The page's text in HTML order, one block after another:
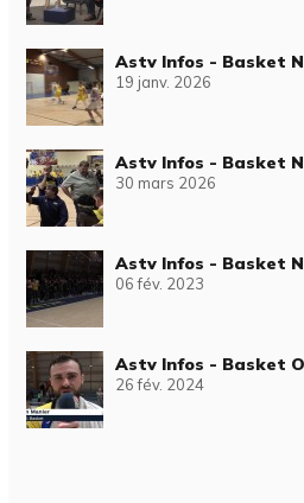
Astv Infos - Basket
19 janv. 2026
Astv Infos - Basket
30 mars 2026
Astv Infos - Basket
06 fév. 2023
Astv Infos - Basket
26 fév. 2024